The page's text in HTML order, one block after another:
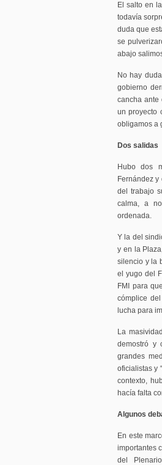
El salto en
todavía
duda que
se
abajo
No hay
gobierno
cancha ante
un proyecto
obligamos a
Dos salidas
Hubo dos
Fernández
del trabajo
calma, a
ordenada.
Y la del
y en la
silencio y la
el yugo del
FMI para
cómplice
lucha para
La
demostró y
grandes
oficialistas y
contexto,
hacía falta
Algunos
En este
importantes
del